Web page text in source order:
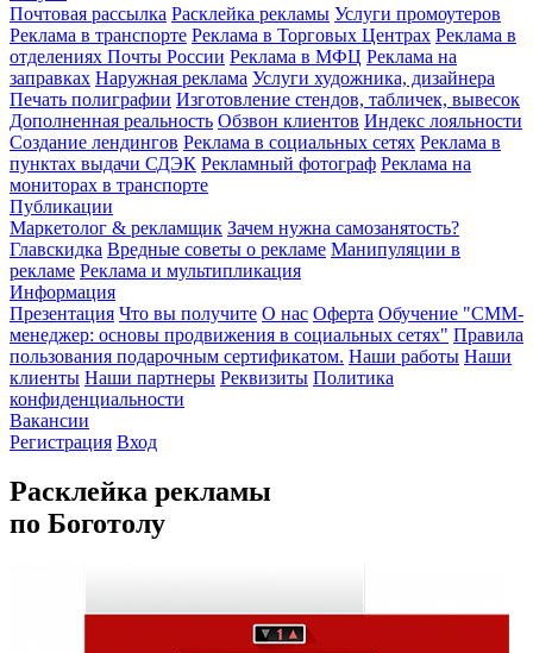
Почтовая рассылка Расклейка рекламы Услуги промоутеров
Реклама в транспорте Реклама в Торговых Центрах Реклама в
отделениях Почты России Реклама в МФЦ Реклама на
заправках Наружная реклама Услуги художника, дизайнера
Печать полиграфии Изготовление стендов, табличек, вывесок
Дополненная реальность Обзвон клиентов Индекс лояльности
Создание лендингов Реклама в социальных сетях Реклама в
пунктах выдачи СДЭК Рекламный фотограф Реклама на
мониторах в транспорте
Публикации
Маркетолог & рекламщик Зачем нужна самозанятость?
Главскидка Вредные советы о рекламе Манипуляции в
рекламе Реклама и мультипликация
Информация
Презентация Что вы получите О нас Оферта Обучение "СМM-
менеджер: основы продвижения в социальных сетях" Правила
пользования подарочным сертификатом. Наши работы Наши
клиенты Наши партнеры Реквизиты Политика
конфиденциальности
Вакансии
Регистрация Вход
Расклейка рекламы
по Боготолу